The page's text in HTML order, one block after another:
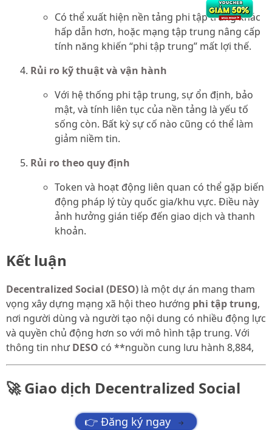
Có thể xuất hiện nền tảng phi tập trung khác
hấp dẫn hơn, hoặc mạng tập trung nâng cấp
tính năng khiến “phi tập trung” mất lợi thế.
Rủi ro kỹ thuật và vận hành
Với hệ thống phi tập trung, sự ổn định, bảo
mật, và tính liên tục của nền tảng là yếu tố
sống còn. Bất kỳ sự cố nào cũng có thể làm
giảm niềm tin.
Rủi ro theo quy định
Token và hoạt động liên quan có thể gặp biến
động pháp lý tùy quốc gia/khu vực. Điều này
ảnh hưởng gián tiếp đến giao dịch và thanh
khoản.
Kết luận
Decentralized Social (DESO) là một dự án mang tham
vọng xây dựng mạng xã hội theo hướng phi tập trung,
nơi người dùng và người tạo nội dung có nhiều động lực
và quyền chủ động hơn so với mô hình tập trung. Với
thông tin nhưDESO có **nguồn cung lưu hành 8,884,
🚀 Giao dịch Decentralized Social
👉 Đăng ký ngay →